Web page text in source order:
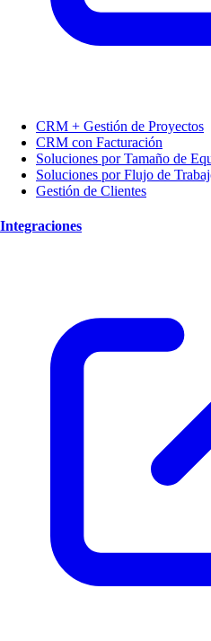
CRM + Gestión de Proyectos
CRM con Facturación
Soluciones por Tamaño de
Soluciones por Flujo de
Gestión de Clientes
Integraciones